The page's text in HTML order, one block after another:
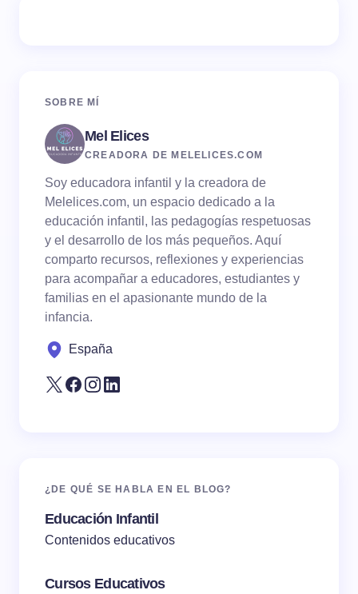
SOBRE MÍ
Mel Elices
CREADORA DE MELELICES.COM
Soy educadora infantil y la creadora de
Melelices.com, un espacio dedicado a la
educación infantil, las pedagogías respetuosas
y el desarrollo de los más pequeños. Aquí
comparto recursos, reflexiones y experiencias
para acompañar a educadores, estudiantes y
familias en el apasionante mundo de la
infancia.
España
¿DE QUÉ SE HABLA EN EL BLOG?
Educación Infantil
Contenidos educativos
Cursos Educativos